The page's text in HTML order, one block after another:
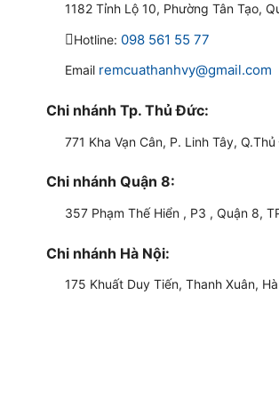
1182 Tỉnh Lộ 10, Phường Tân Tạo,
Hotline: 098 561 55 77
Email remcuathanhvy@gmail.com
Chi nhánh Tp. Thủ Đức:
771 Kha Vạn Cân, P. Linh Tây,
Chi nhánh Quận 8:
357 Phạm Thế Hiển , P3 , Quận 8,
Chi nhánh Hà Nội:
175 Khuất Duy Tiến, Thanh Xuân,